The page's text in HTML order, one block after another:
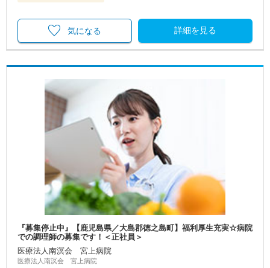
詳細を見る
気になる
『募集停止中』【鹿児島県／大島郡徳之島町】福利厚生充実☆病院
での調理師の募集です！＜正社員＞
医療法人南溟会 宮上病院
医療法人南溟会 宮上病院